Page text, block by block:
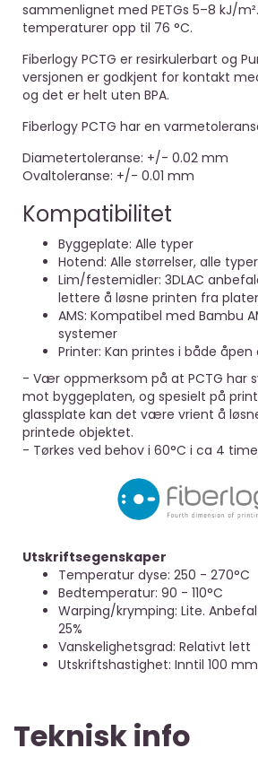
sammenlignet med PETGs 5–8 kJ/
temperaturer opp til 76 °C.
Fiberlogy PCTG er resirkulerbart og
versjonen er godkjent for kontakt
og det er helt uten BPA.
Fiberlogy PCTG har en
Diametertoleranse: +/- 0.02 mm
Ovaltoleranse: +/- 0.01 mm
Kompatibilitet
Byggeplate: Alle typer
Hotend: Alle størrelser, alle typer
Lim/festemidler: 3DLAC
lettere å løsne printen fra
AMS: Kompatibel med Bambu
systemer
Printer: Kan printes i både
- Vær oppmerksom på at PCTG har
mot byggeplaten, og spesielt på
glassplate kan det være vrient å
printede objektet.
- Tørkes ved behov i 60°C i ca 4
Utskriftsegenskaper
Temperatur dyse: 250 - 270°C
Bedtemperatur: 90 - 110°C
Warping/krymping: Lite.
25%
Vanskelighetsgrad: Relativt lett
Utskriftshastighet: Inntil 100
Teknisk info